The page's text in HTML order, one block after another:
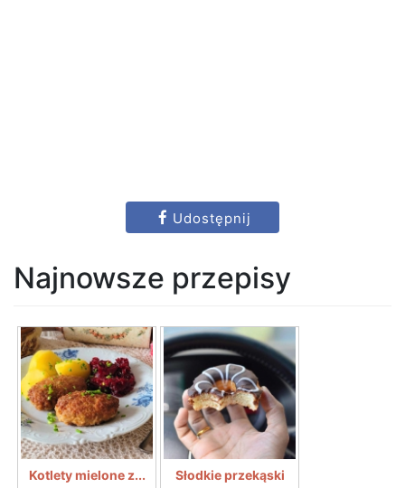
Udostępnij
Najnowsze przepisy
Kotlety mielone z...
Słodkie przekąski